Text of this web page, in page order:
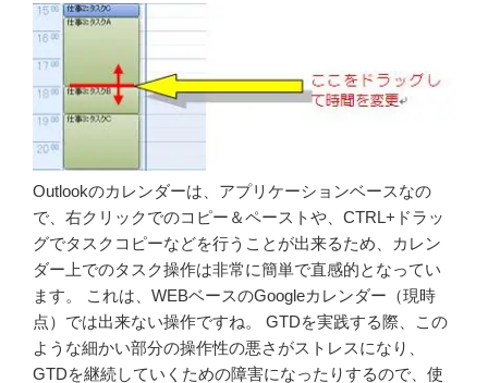
Outlookのカレンダーは、アプリケーションベースなの
で、右クリックでのコピー＆ペーストや、CTRL+ドラッ
グでタスクコピーなどを行うことが出来るため、カレン
ダー上でのタスク操作は非常に簡単で直感的となってい
ます。 これは、WEBベースのGoogleカレンダー（現時
点）では出来ない操作ですね。 GTDを実践する際、この
ような細かい部分の操作性の悪さがストレスになり、
GTDを継続していくための障害になったりするので、使